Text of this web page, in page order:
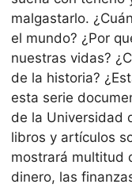
malgastarlo.
el mundo? ¿Por
nuestras vidas?
de la historia?
esta serie
de la Universidad
libros y artículos
mostrará multitud
dinero, las